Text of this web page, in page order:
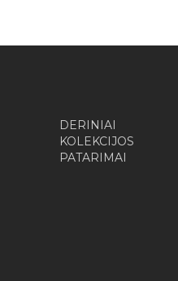
DERINIAI
KOLEKCIJOS
PATARIMAI